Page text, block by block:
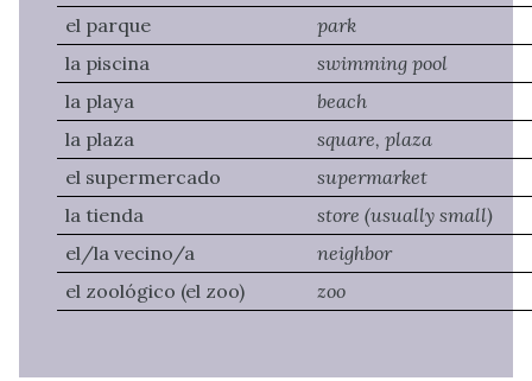
el parque
park
la piscina
swimming pool
la playa
beach
la plaza
square, plaza
el supermercado
supermarket
la tienda
store (usually small)
el/la vecino/a
neighbor
el zoológico (el zoo)
zoo